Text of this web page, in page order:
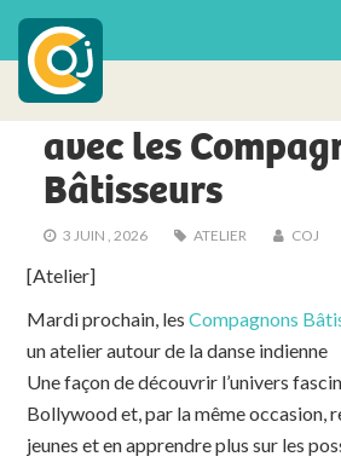
ACTUS - FA
Atelier de danse
avec les
Bâtisseurs
3 JUIN , 2026 ATELIER COJ
[Atelier]
Mardi prochain, lesCompagnons
un atelier autour de la danse indienne
Une façon de découvrir l’univers
Bollywood et, par la même occasion,
jeunes et en apprendre plus sur les